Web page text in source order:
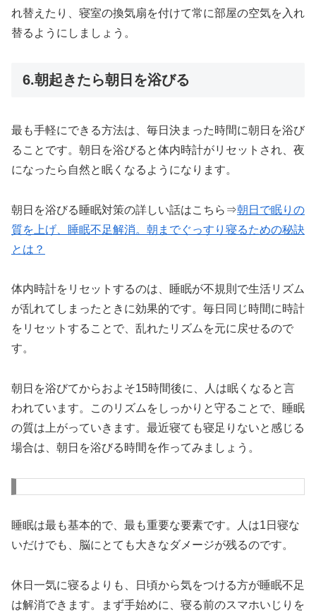
れ替えたり、寝室の換気扇を付けて常に部屋の空気を入れ
替るようにしましょう。
6.朝起きたら朝日を浴びる
最も手軽にできる方法は、毎日決まった時間に朝日を浴び
ることです。朝日を浴びると体内時計がリセットされ、夜
になったら自然と眠くなるようになります。
朝日を浴びる睡眠対策の詳しい話はこちら⇒朝日で眠りの
質を上げ、睡眠不足解消。朝までぐっすり寝るための秘訣
とは？
体内時計をリセットするのは、睡眠が不規則で生活リズム
が乱れてしまったときに効果的です。毎日同じ時間に時計
をリセットすることで、乱れたリズムを元に戻せるので
す。
朝日を浴びてからおよそ15時間後に、人は眠くなると言
われています。このリズムをしっかりと守ることで、睡眠
の質は上がっていきます。最近寝ても寝足りないと感じる
場合は、朝日を浴びる時間を作ってみましょう。
睡眠は最も基本的で、最も重要な要素です。人は1日寝な
いだけでも、脳にとても大きなダメージが残るのです。
休日一気に寝るよりも、日頃から気をつける方が睡眠不足
は解消できます。まず手始めに、寝る前のスマホいじりを